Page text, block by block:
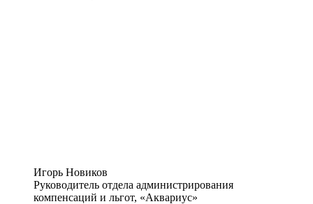
Игорь Новиков
Руководитель отдела администрирования
компенсаций и льгот, «Аквариус»